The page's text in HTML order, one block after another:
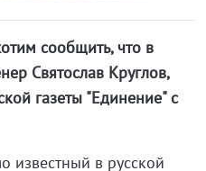
сообщить, что в
Святослав Круглов,
газеты "Единение" с
известный в русской